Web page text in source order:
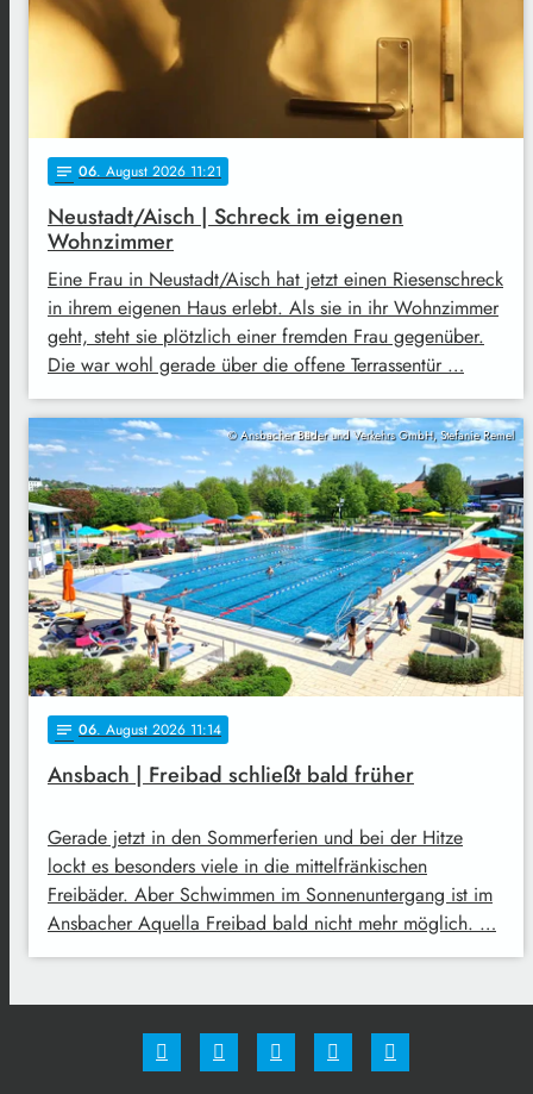
notes 06. August 2026 11:21
Neustadt/Aisch | Schreck im eigenen
Wohnzimmer
Eine Frau in Neustadt/Aisch hat jetzt einen Riesenschreck
in ihrem eigenen Haus erlebt. Als sie in ihr Wohnzimmer
geht, steht sie plötzlich einer fremden Frau gegenüber.
Die war wohl gerade über die offene Terrassentür …
© Ansbacher Bäder und Verkehrs GmbH, Stefanie Remel
notes 06. August 2026 11:14
Ansbach | Freibad schließt bald früher
Gerade jetzt in den Sommerferien und bei der Hitze
lockt es besonders viele in die mittelfränkischen
Freibäder. Aber Schwimmen im Sonnenuntergang ist im
Ansbacher Aquella Freibad bald nicht mehr möglich. …